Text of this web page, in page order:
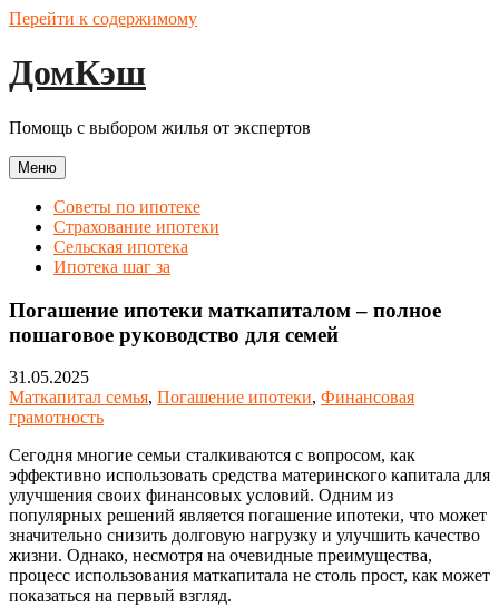
Перейти к содержимому
ДомКэш
Помощь с выбором жилья от экспертов
Меню
Советы по ипотеке
Страхование ипотеки
Сельская ипотека
Ипотека шаг за
Погашение ипотеки маткапиталом – полное
пошаговое руководство для семей
31.05.2025
Маткапитал семья, Погашение ипотеки, Финансовая
грамотность
Сегодня многие семьи сталкиваются с вопросом, как
эффективно использовать средства материнского капитала для
улучшения своих финансовых условий. Одним из
популярных решений является погашение ипотеки, что может
значительно снизить долговую нагрузку и улучшить качество
жизни. Однако, несмотря на очевидные преимущества,
процесс использования маткапитала не столь прост, как может
показаться на первый взгляд.